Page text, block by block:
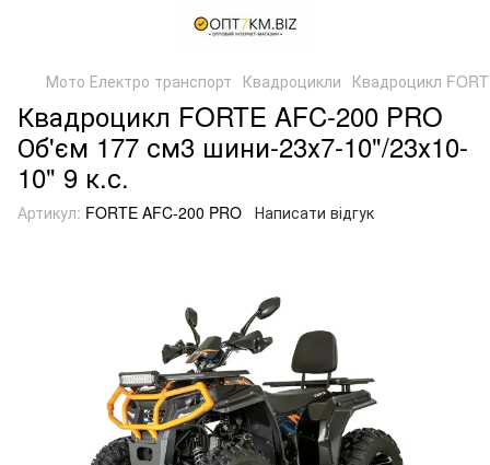
Мото Електро транспорт Квадроцикли Квадроцикл
Квадроцикл FORTE AFC-200 PRO
Об'єм 177 см3 шини-23х7-10"/23х10-
10" 9 к.с.
Артикул: FORTE AFC-200 PRO Написати відгук